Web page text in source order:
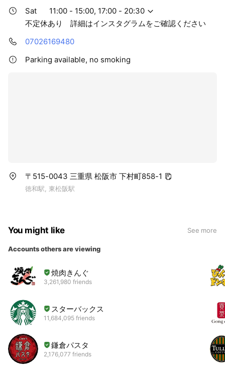
Sat
11:00 - 15:00, 17:00 - 20:30
不定休あり 詳細はインスタグラムをご確認ください
07026169480
Parking available, no smoking
〒515-0043 三重県 松阪市 下村町858-1
徳和駅, 東松阪駅
You might like See more
Accounts others are viewing
焼肉きんぐ
3,261,980 friends
スターバックス
11,684,095 friends
鎌倉パスタ
2,176,077 friends